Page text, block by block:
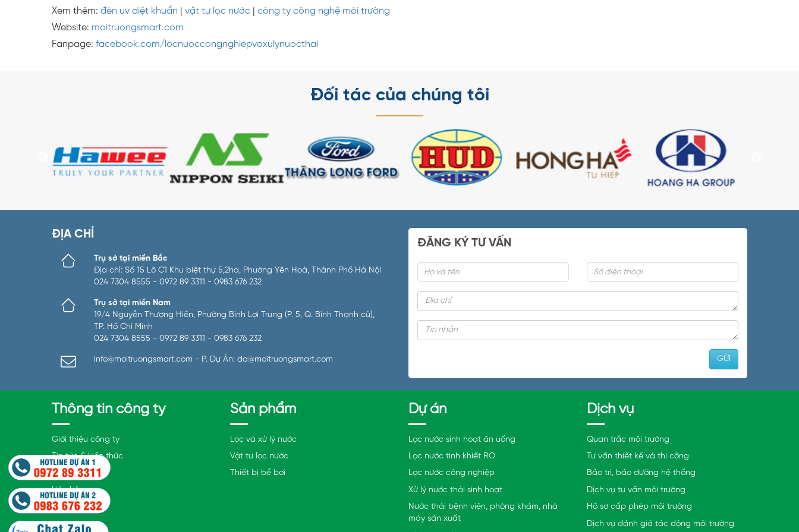
Xem thêm: đèn uv diệt khuẩn | vật tư lọc nước | công ty công nghệ môi trường
Website: moitruongsmart.com
Fanpage: facebook.com/locnuoccongnghiepvaxulynuocthai
Đối tác của chúng tôi
ĐỊA CHỈ
Trụ sở tại miền Bắc
Địa chỉ: Số 15 Lô C1 Khu biệt thự 5,2ha, Phường Yên Hoà, Thành Phố Hà Nội
024 7304 8555 - 0972 89 3311 - 0983 676 232
Trụ sở tại miền Nam
19/4 Nguyễn Thượng Hiền, Phường Bình Lợi Trung (P. 5, Q. Bình Thạnh cũ),
TP. Hồ Chí Minh
024 7304 8555 - 0972 89 3311 - 0983 676 232
info@moitruongsmart.com - P. Dự Án: da@moitruongsmart.com
ĐĂNG KÝ TƯ VẤN
Thông tin công ty
Giới thiệu công ty
Tin tức & kiến thức
Hồ sơ năng lực
Liên hệ
Sản phẩm
Lọc và xử lý nước
Vật tư lọc nước
Thiết bị bể bơi
Dự án
Lọc nước sinh hoạt ăn uống
Lọc nước tinh khiết RO
Lọc nước công nghiệp
Xử lý nước thải sinh hoạt
Nước thải bệnh viện, phòng khám, nhà
máy sản xuất
Dịch vụ
Quan trắc môi trường
Tư vấn thiết kế và thi công
Bảo trì, bảo dưỡng hệ thống
Dịch vụ tư vấn môi trường
Hồ sơ cấp phép môi trường
Dịch vụ đánh giá tác động môi trường